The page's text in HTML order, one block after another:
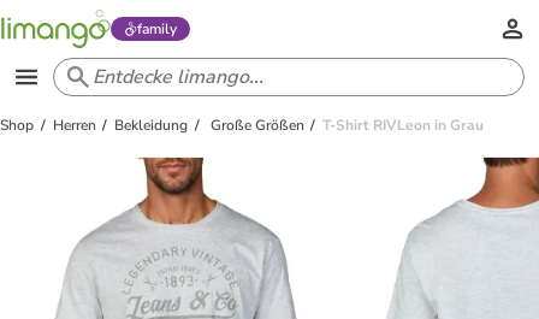
family
Shop Herren Bekleidung Große Größen T-Shirt RIVLeon in Grau